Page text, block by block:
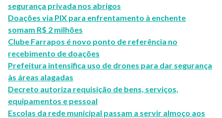
segurança privada nos abrigos
Doações via PIX para enfrentamento à enchente
somam R$ 2 milhões
Clube Farrapos é novo ponto de referência no
recebimento de doações
Prefeitura intensifica uso de drones para dar segurança
às áreas alagadas
Decreto autoriza requisição de bens, serviços,
equipamentos e pessoal
Escolas da rede municipal passam a servir almoço aos